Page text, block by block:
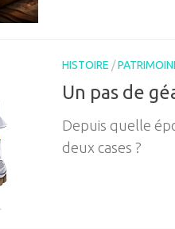
HISTOIRE /
Un pas de
Depuis quelle
deux cases ?